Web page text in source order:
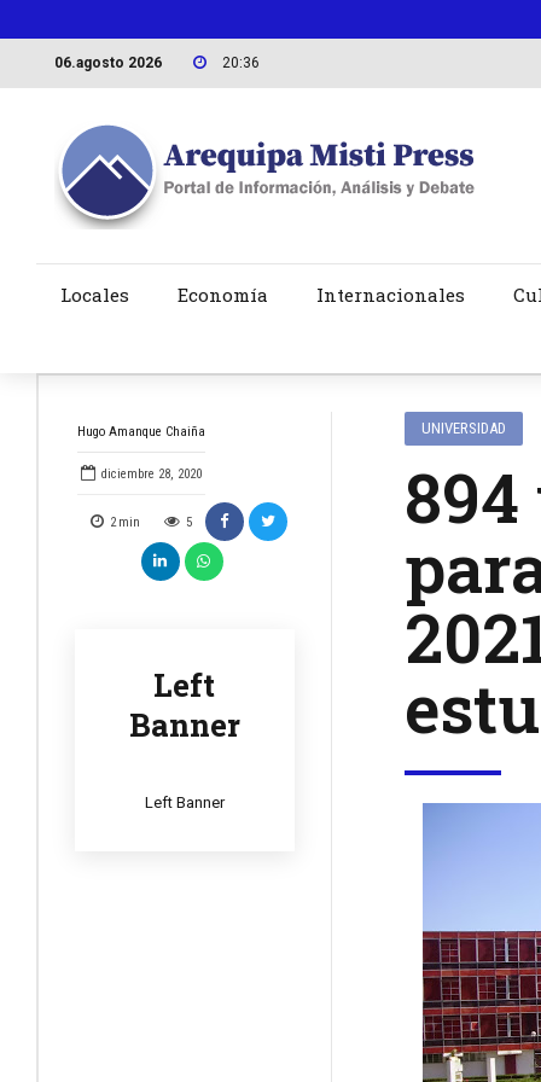
06.agosto 2026 20:36
Locales Economía Internacionales
Hugo Amanque Chaiña
diciembre 28, 2020
2 min 5
Left
Banner
Left Banner
UNIVERSIDAD